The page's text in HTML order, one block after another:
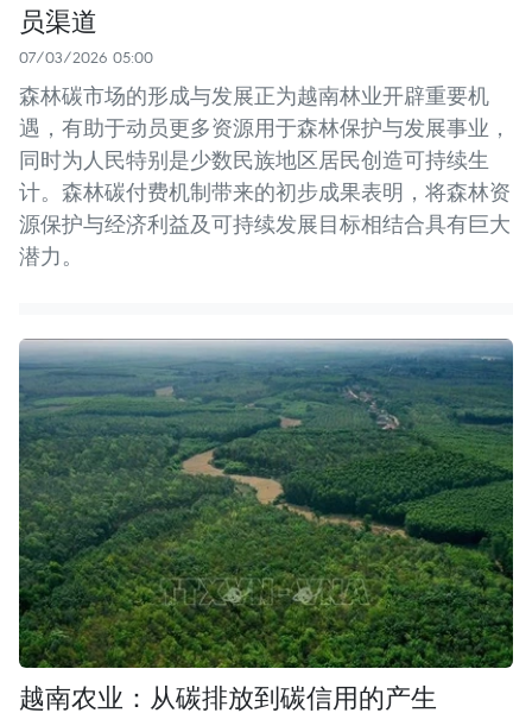
员渠道
07/03/2026 05:00
森林碳市场的形成与发展正为越南林业开辟重要机
遇，有助于动员更多资源用于森林保护与发展事业，
同时为人民特别是少数民族地区居民创造可持续生
计。森林碳付费机制带来的初步成果表明，将森林资
源保护与经济利益及可持续发展目标相结合具有巨大
潜力。
越南农业：从碳排放到碳信用的产生